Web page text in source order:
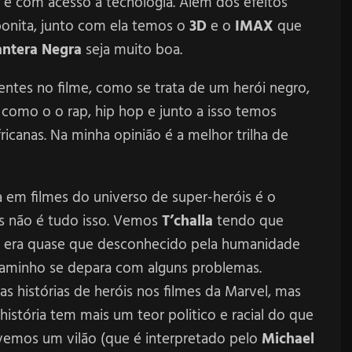
junto com ela temos o 3De o IMAX que
Negra seja muito boa.
no filme, como se trata de um herói negro,
o o rap, hip hop e junto a isso temos
Na minha opinião é a melhor trilha de
filmes do universo de super-heróis é o
não é tudo isso. Vemos T’challa tendo que
quase que desconhecido pela humanidade
se depara com alguns problemas.
histórias de heróis nos filmes da Marvel, mas
tem mais um teor politico e racial do que
um vilão (que é interpretado pelo Michael